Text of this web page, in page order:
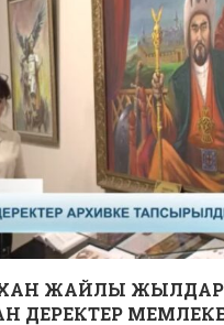
ХАН ЖАЙЛЫ
ДЕРЕКТЕР